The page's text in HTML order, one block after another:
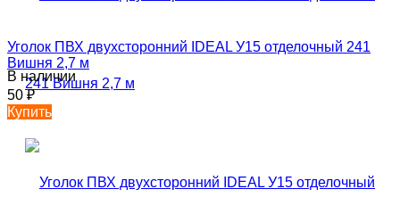
Уголок ПВХ двухсторонний IDEAL У15 отделочный 241
Вишня 2,7 м
В наличии
50₽
Купить